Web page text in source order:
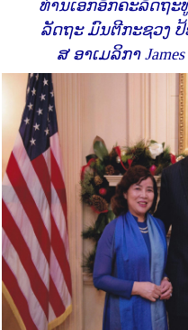
ທ່ານເອກອັກຄະລັດຖະ
ລັດຖະ ມົນຕີກະຊວງ ປ້
ສ ອາເມລິກາ